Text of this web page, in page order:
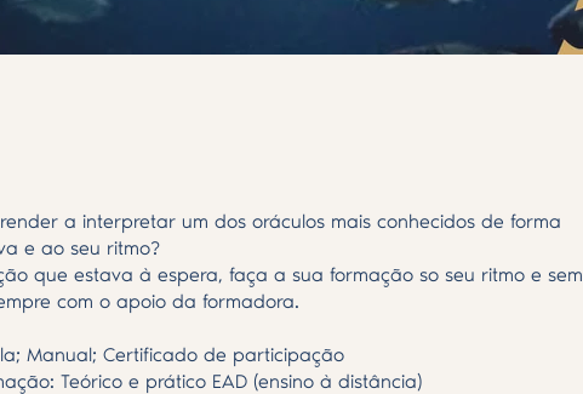
a interpretar um dos oráculos mais conhecidos de forma
e ao seu ritmo?
que estava à espera, faça a sua formação so seu ritmo e sem
com o apoio da formadora.
Manual; Certificado de participação
Teórico e prático EAD (ensino à distância)